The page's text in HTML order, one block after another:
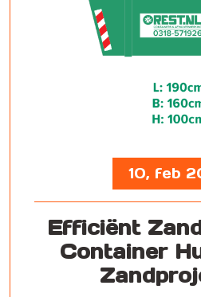
10, feb
Efficiënt
Container